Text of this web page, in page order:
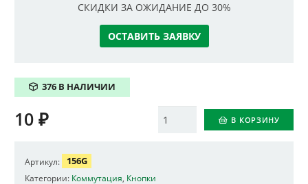
СКИДКИ ЗА ОЖИДАНИЕ ДО 30%
ОСТАВИТЬ ЗАЯВКУ
376 В НАЛИЧИИ
Количество В КОРЗИНУ
10 ₽
Артикул: 156G
Категории: Коммутация Кнопки